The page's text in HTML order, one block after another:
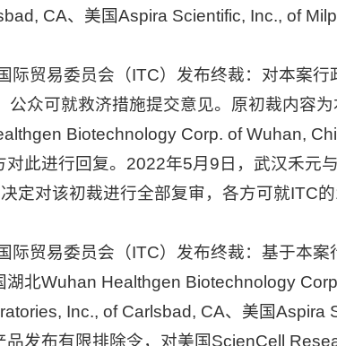
CA、美国Aspira Scientific, Inc., of
贸易委员会（ITC）发布终裁：对本案行
公众可就救济措施提交意见。原初裁内容
Biotechnology Corp. of Wuhan,
此进行回复。2022年5月9日，武汉禾元
定对该初裁进行全部复审，各方可就ITC
贸易委员会（ITC）发布终裁：基于本案
湖北Wuhan Healthgen Biotechnology
Inc., of Carlsbad, CA、美国
发布有限排除令，对美国ScienCell